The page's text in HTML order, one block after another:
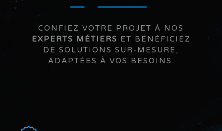
CONFIEZ VOTRE PROJET À NOS
EXPERTS MÉTIERS ET BÉNÉFICIEZ
DE SOLUTIONS SUR-MESURE,
ADAPTÉES À VOS BESOINS.